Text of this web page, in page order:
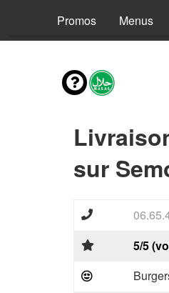
Promos Menus
sur
5/5